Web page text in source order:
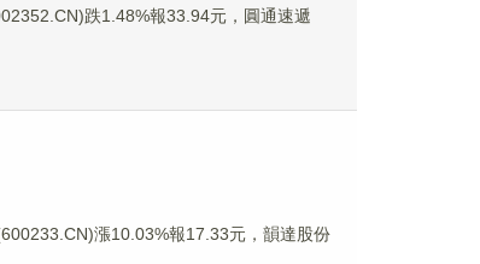
跌1.48%報33.94元，圓通速遞
漲10.03%報17.33元，韻達股份